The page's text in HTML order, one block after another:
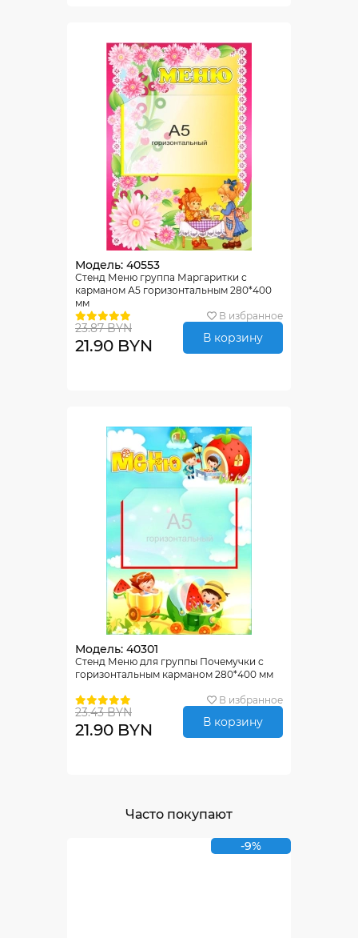
Модель: 40553
Стенд Меню группа Маргаритки с
карманом А5 горизонтальным 280*400
мм
В избранное
23.87 BYN
21.90 BYN В корзину
Модель: 40301
Стенд Меню для группы Почемучки с
горизонтальным карманом 280*400 мм
В избранное
23.43 BYN
21.90 BYN В корзину
Часто покупают
-9%